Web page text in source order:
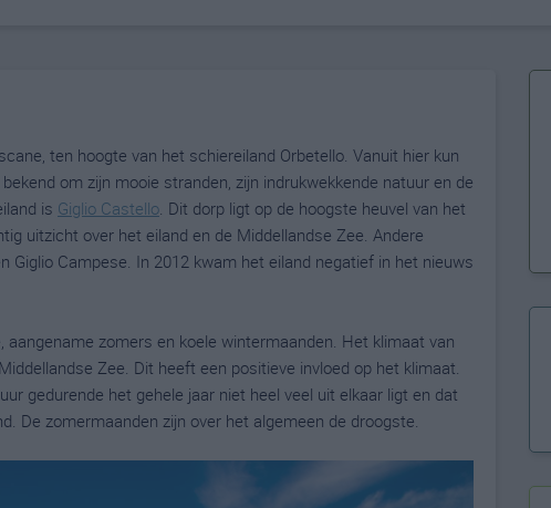
ten hoogte van het schiereiland Orbetello. Vanuit hier kun
om zijn mooie stranden, zijn indrukwekkende natuur en de
is Giglio Castello. Dit dorp ligt op de hoogste heuvel van het
uitzicht over het eiland en de Middellandse Zee. Andere
Giglio Campese. In 2012 kwam het eiland negatief in het nieuws
zomers en koele wintermaanden. Het klimaat van
Zee. Dit heeft een positieve invloed op het klimaat.
gedurende het gehele jaar niet heel veel uit elkaar ligt en dat
De zomermaanden zijn over het algemeen de droogste.